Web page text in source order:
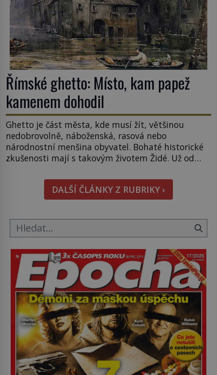
Římské ghetto: Místo, kam papež
kamenem dohodil
Ghetto je část města, kde musí žít, většinou
nedobrovolně, náboženská, rasová nebo
národnostní menšina obyvatel. Bohaté historické
zkušenosti mají s takovým životem Židé. Už od
nějakém žít. Mezi ty nejslavnější patří i římské
ghetto založené v roce 1555. Pokud jde o vztah
k Židům, nemá se Řím čím chlubit. […]
DALŠÍ ČLÁNKY Z RUBRIKY ›